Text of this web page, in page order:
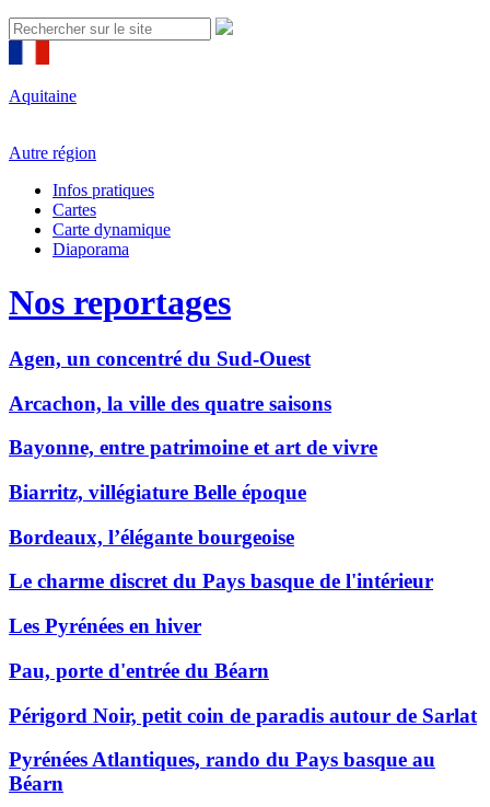
Aquitaine
Autre région
Infos pratiques
Cartes
Carte dynamique
Diaporama
Nos reportages
Agen, un concentré du Sud-Ouest
Arcachon, la ville des quatre saisons
Bayonne, entre patrimoine et art de vivre
Biarritz, villégiature Belle époque
Bordeaux, l’élégante bourgeoise
Le charme discret du Pays basque de l'intérieur
Les Pyrénées en hiver
Pau, porte d'entrée du Béarn
Périgord Noir, petit coin de paradis autour de Sarlat
Pyrénées Atlantiques, rando du Pays basque au
Béarn